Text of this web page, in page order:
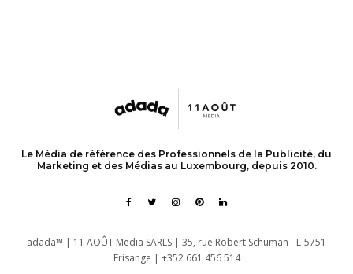
Le Média de référence des Professionnels de la Publicité, du
Marketing et des Médias au Luxembourg, depuis 2010.
adada™ | 11 AOÛT Media SARLS | 35, rue Robert Schuman - L-5751
Frisange | +352 661 456 514